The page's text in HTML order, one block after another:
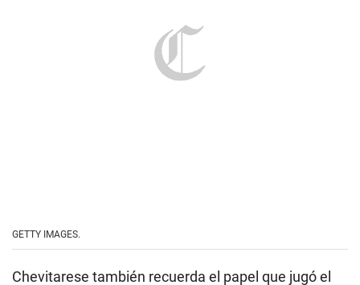
GETTY IMAGES.
Chevitarese también recuerda el papel que jugó el